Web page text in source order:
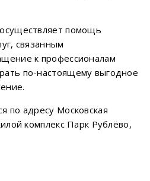
помощь
связанным
к профессионалам
по-настоящему выгодное
по адресу Московская
комплекс Парк Рублёво,